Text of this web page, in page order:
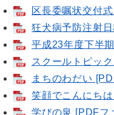
区長委嘱状交付
狂犬病予防注射
平成23年度下半
スクールトピッ
まちのわだい
笑顔でこんにち
学びの泉 [PDFフ